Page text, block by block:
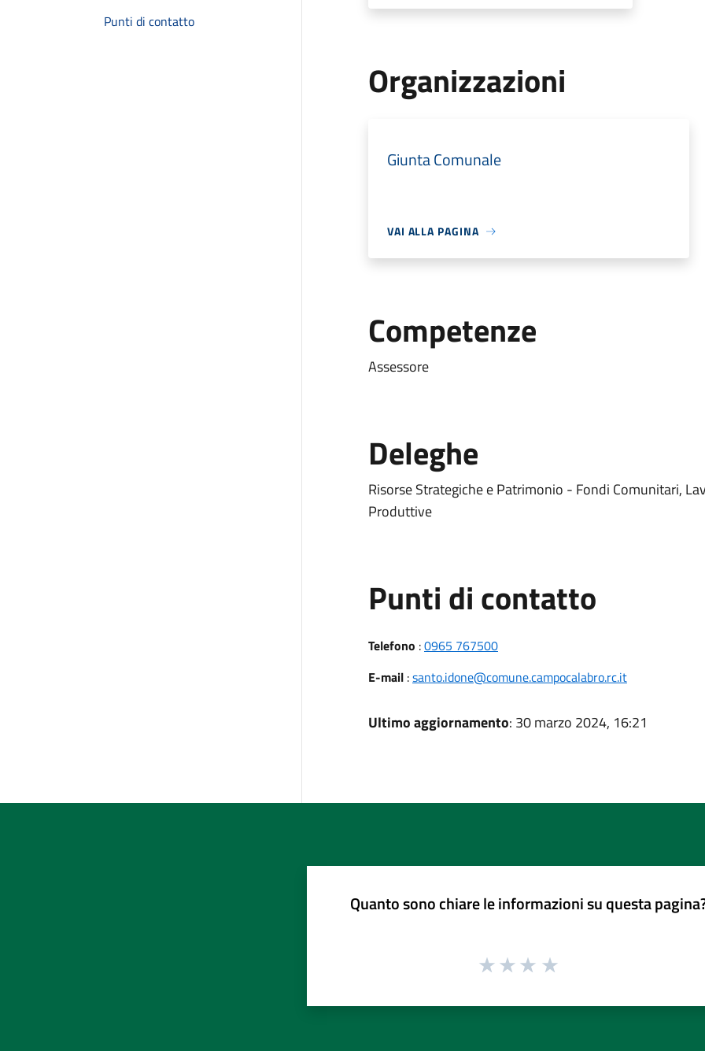
Punti di contatto
Organizzazioni
Giunta Comunale
VAI ALLA PAGINA
Competenze
Assessore
Deleghe
Risorse Strategiche e Patrimonio - Fondi Comunitari,
Produttive
Punti di contatto
Telefono :0965 767500
E-mail:santo.idone@comune.campocalabro.rc.it
Ultimo aggiornamento: 30 marzo 2024, 16:21
Quanto sono chiare le informazioni su questa